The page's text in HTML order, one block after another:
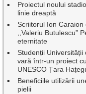
Proiectul noului
linie dreaptă
Scriitorul Ion
,,Valeriu Butulescu”
eternitate
Studenții
vară într-un proiect
UNESCO Țara
Beneficiile utilizării
pielii